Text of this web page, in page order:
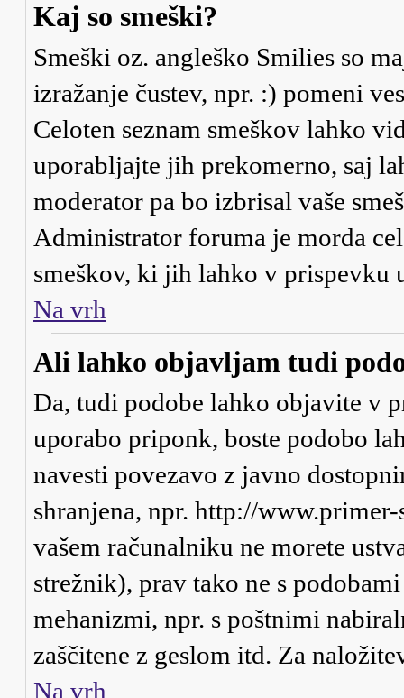
Kaj so smeški?
Smeški oz. angleško Smilies so
izražanje čustev, npr. :) pomeni
Celoten seznam smeškov lahko
uporabljajte jih prekomerno, saj
moderator pa bo izbrisal vaše
Administrator foruma je morda
smeškov, ki jih lahko v prispevku
Na vrh
Ali lahko objavljam tudi
Da, tudi podobe lahko objavite v
uporabo priponk, boste podobo
navesti povezavo z javno
shranjena, npr. http://
vašem računalniku ne morete
strežnik), prav tako ne s
mehanizmi, npr. s poštnimi
zaščitene z geslom itd. Za
Na vrh